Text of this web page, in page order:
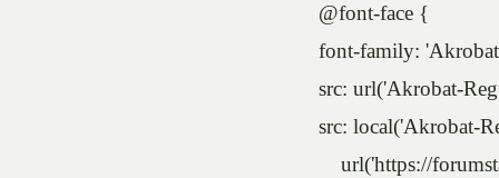
@font-face {
font-family:
src: url('Akrobat-
src: local('Akrobat-
url('https://